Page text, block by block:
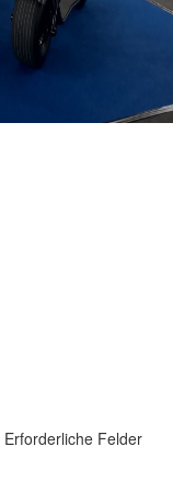
Erforderliche Felder